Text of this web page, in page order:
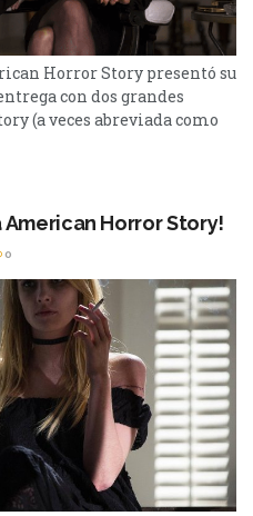
Horror Story presentó su
con dos grandes
(a veces abreviada como
estadounidense de
Murphy y Brad Falchuk
diferente de personajes...
American Horror Story!
0